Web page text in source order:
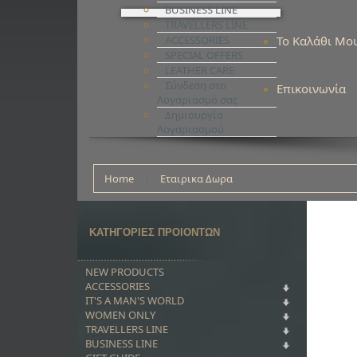
BUSINESS LINE
TRAVELLERS LINE
ACCESSORIES
SPECIAL OFFERS
LEATHER CARE
Σύνδεση στο
Λογαριασμό σας
Δημιουργία
Λογαριασμού
Το Καλάθι
Επικοινωνία
Home Εταιρικα Δωρα
ΚΑΤΗΓΟΡΙΕΣ ΠΡΟΙΟΝΤΩΝ
NEW PRODUCTS
ACCESSORIES
IT'S A MAN'S WORLD
WOMEN ONLY
TRAVELLERS LINE
BUSINESS LINE